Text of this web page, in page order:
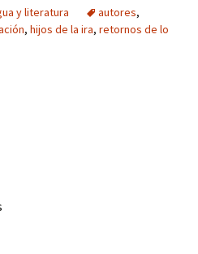
y literatura autores,
, hijos de la ira, retornos de lo